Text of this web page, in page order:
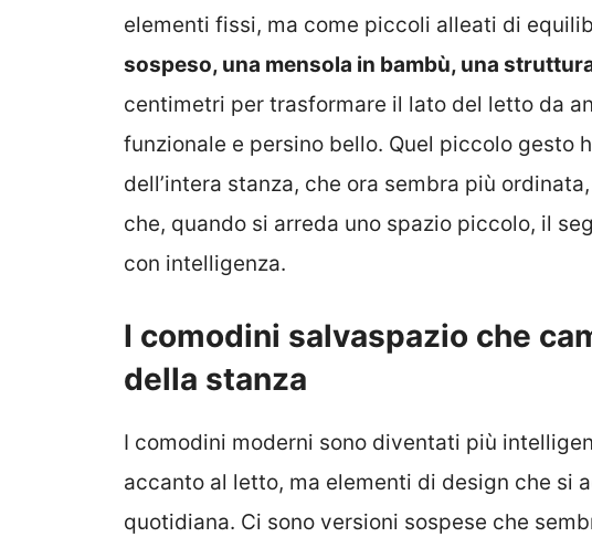
elementi fissi, ma come piccoli alleati di
sospeso, una mensola in bambù, una
centimetri per trasformare il lato del letto da
funzionale e persino bello. Quel piccolo gesto
dell’intera stanza, che ora sembra più
che, quando si arreda uno spazio piccolo, il
con intelligenza.
I comodini salvaspazio che
della stanza
I comodini moderni sono diventati più
accanto al letto, ma elementi di design che si
quotidiana. Ci sono versioni sospese che